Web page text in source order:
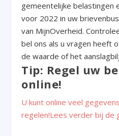
gemeentelijke belastingen
voor 2022 in uw
van MijnOverheid.
bel ons als u vragen heeft
de waarde of het
Tip: Regel uw
online!
U kunt online veel
regelen!Lees verder bij de